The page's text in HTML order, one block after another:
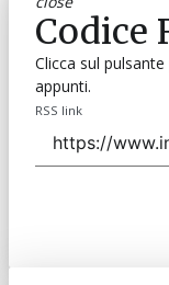
Codice
Clicca sul
appunti.
RSS link